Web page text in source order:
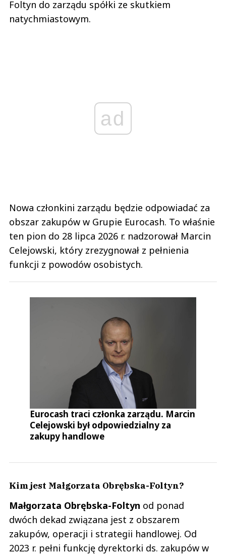
Foltyn do zarządu spółki ze skutkiem
natychmiastowym.
ad
Nowa członkini zarządu będzie odpowiadać za
obszar zakupów w Grupie Eurocash. To właśnie
ten pion do 28 lipca 2026 r. nadzorował Marcin
Celejowski, który zrezygnował z pełnienia
funkcji z powodów osobistych.
Eurocash traci członka zarządu. Marcin
Celejowski był odpowiedzialny za
zakupy handlowe
Kim jest Małgorzata Obrębska-Foltyn?
Małgorzata Obrębska-Foltyn od ponad
dwóch dekad związana jest z obszarem
zakupów, operacji i strategii handlowej. Od
2023 r. pełni funkcję dyrektorki ds. zakupów w